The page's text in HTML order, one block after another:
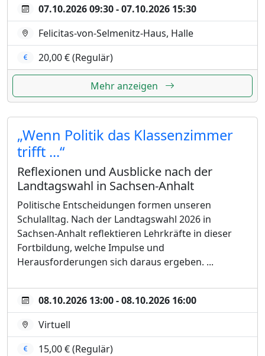
07.10.2026 09:30 - 07.10.2026 15:30
Felicitas-von-Selmenitz-Haus, Halle
20,00 € (Regulär)
Mehr anzeigen
„Wenn Politik das Klassenzimmer
trifft ...“
Reflexionen und Ausblicke nach der
Landtagswahl in Sachsen-Anhalt
Politische Entscheidungen formen unseren
Schulalltag. Nach der Landtagswahl 2026 in
Sachsen-Anhalt reflektieren Lehrkräfte in dieser
Fortbildung, welche Impulse und
Herausforderungen sich daraus ergeben. ...
08.10.2026 13:00 - 08.10.2026 16:00
Virtuell
15,00 € (Regulär)